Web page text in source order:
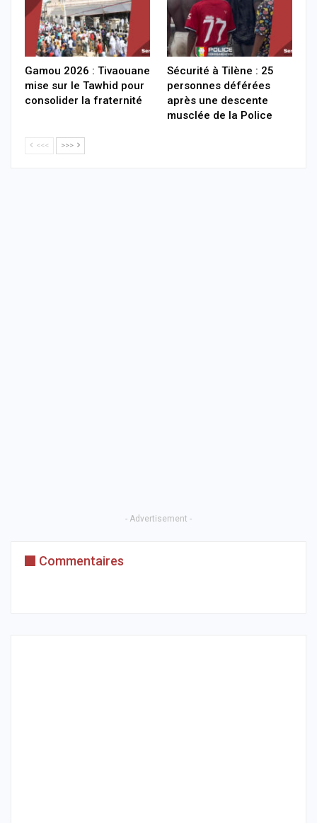
Gamou 2026 : Tivaouane
mise sur le Tawhid pour
consolider la fraternité
Sécurité à Tilène : 25
personnes déférées
après une descente
musclée de la Police
<<< >>>
- Advertisement -
Commentaires